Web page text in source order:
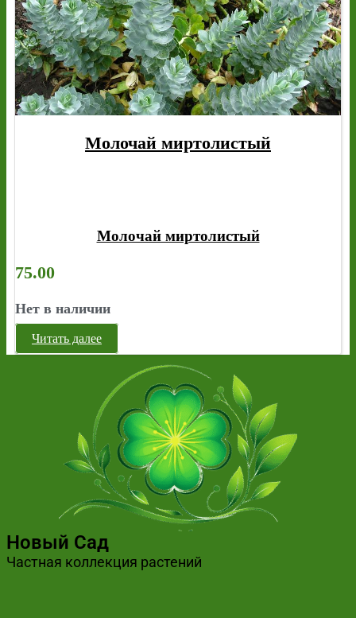
Молочай миртолистый
Молочай миртолистый
75.00
Нет в наличии
Читать далее
Новый Сад
Частная коллекция растений